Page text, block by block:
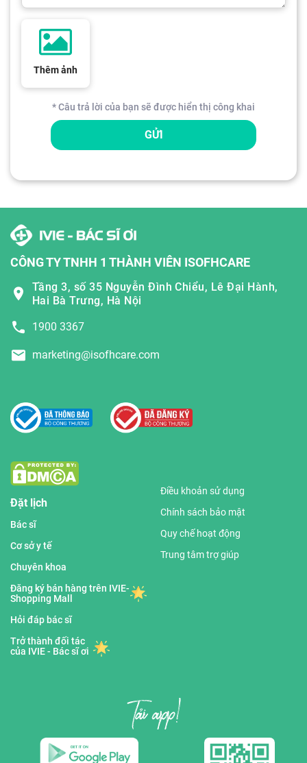
Thêm ảnh
* Câu trả lời của bạn sẽ được hiển thị công khai
GỬI
CÔNG TY TNHH 1 THÀNH VIÊN ISOFHCARE
Tầng 3, số 35 Nguyễn Đình Chiểu, Lê Đại Hành,
Hai Bà Trưng, Hà Nội
1900 3367
marketing@isofhcare.com
Đặt lịch
Bác sĩ
Cơ sở y tế
Chuyên khoa
Đăng ký bán hàng trên IVIE-
Shopping Mall
Hỏi đáp bác sĩ
Trở thành đối tác
của IVIE - Bác sĩ ơi
Điều khoản sử dụng
Chính sách bảo mật
Quy chế hoạt động
Trung tâm trợ giúp